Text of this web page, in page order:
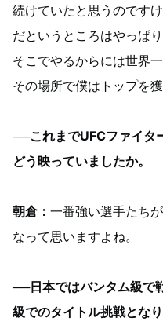
続けていたと思うのです
だというところはやっぱ
そこでやるからには世界
その場所で僕はトップを
──これまでUFCファイタ
どう映っていましたか。
朝倉： 一番強い選手たち
なって思いますよね。
──日本ではバンタム級で
級でのタイトル挑戦とな